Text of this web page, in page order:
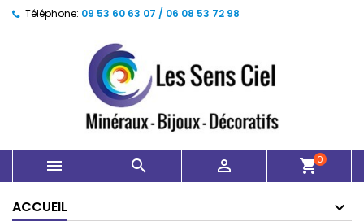
Téléphone: 09 53 60 63 07 / 06 08 53 72 98
   shopping_cart0
ACCUEIL